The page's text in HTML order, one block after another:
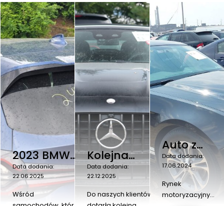
2023 BMW
X3 xDrive30i
–
nowoczesny
Data dodania:
22.06.2025
Wśród
Kolejna
dostawa z
USA –
nowoczesne
Data dodania:
22.12.2025
Do naszych klientów
Auto z
USA do
35 000 zł
Data dodania:
17.06.2024
Rynek
motoryzacyjny